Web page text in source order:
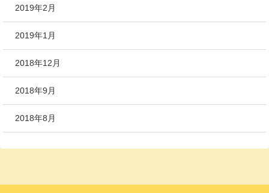
2019年2月
2019年1月
2018年12月
2018年9月
2018年8月